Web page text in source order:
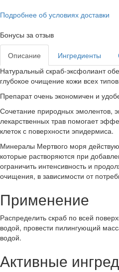
Подробнее об условиях доставки
Бонусы за отзыв
Описание Ингредиенты
Натуральный скраб-эксфолиант
глубокое очищение кожи всех
Пре­парат очень экономичен и
Сочетание природных эмолентов,
лекарственных трав помогает
клеток с поверхности эпидерми­са.
Минералы Мертвого моря
которые растворяются при
ограничить интенсивность и
очищения, в зависимости от
Применение
Распределить скраб по всей
водой, провести пилингующий
водой.
Активные